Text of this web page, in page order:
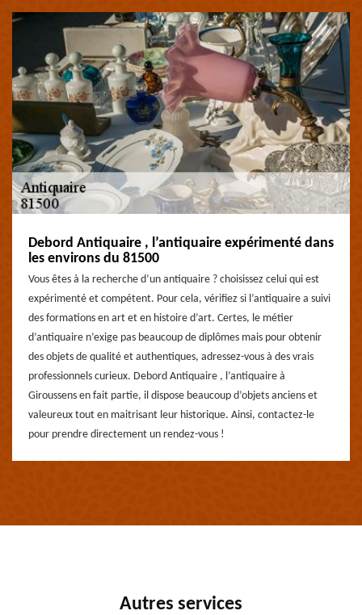
Debord Antiquaire , l’antiquaire expérimenté dans
les environs du 81500
Vous êtes à la recherche d’un antiquaire ? choisissez celui qui est
expérimenté et compétent. Pour cela, vérifiez si l’antiquaire a suivi
des formations en art et en histoire d’art. Certes, le métier
d’antiquaire n’exige pas beaucoup de diplômes mais pour obtenir
des objets de qualité et authentiques, adressez-vous à des vrais
professionnels curieux. Debord Antiquaire , l’antiquaire à
Giroussens en fait partie, il dispose beaucoup d’objets anciens et
valeureux tout en maitrisant leur historique. Ainsi, contactez-le
pour prendre directement un rendez-vous !
Autres services